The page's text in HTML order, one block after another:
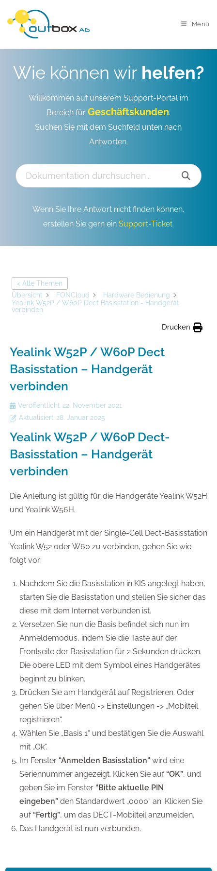
Menü
Wie können wir helfen?
Willkommen auf unserem Support-Portal im
Bereich für Geschäftskunden.
Suchen Sie mit dem Suchfeld unten nach
Antworten.
Wenn Sie Ihre Antwort nicht finden können,
erstellen Sie gern ein Support-Ticket.
< Alle Themen
Übersicht
FONCloud
Hardware Bedienung
Yealink W52P / W60P Dect Basisstation - Handgerät
verbinden
Drucken
Yealink W52P / W60P Dect
Basisstation – Handgerät
verbinden
Veröffentlicht 22. November 2021
Aktualisiert 28. Januar 2025
Yealink W52P / W60P Dect-
Basisstation – Handgerät
verbinden
Die Anleitung ist gültig für die Handgeräte Yealink W52H
und Yealink W56H.
Um ein Handgerät mit der Single-Cell Dect-Basisstation
Yealink W52 oder W60 zu verbinden, gehen Sie wie
folgt vor:
Nachdem Sie die Basisstation in KIS angelegt haben,
starten Sie die Basisstation und stellen Sie sicher das
diese mit dem Internet verbunden ist.
Versetzen Sie nun die Basis befindet sich nun im
Anmeldemodus, indem Sie die Taste auf der
Frontseite der Basisstation für 2 Sekunden drücken.
Die obere LED mit dem Symbol eines Handgerätes
beginnt zu blinken.
Drücken Sie am Handgerät auf Registrieren. Oder
gehen Sie über Menü -> Einstellungen -> „Mobilteil
registrieren“.
Wählen Sie „Basis 1“ und bestätigen Sie die Auswahl
mit „Ok“.
Im Fenster “Anmelden Basisstation“ wird eine
Seriennummer angezeigt. Klicken Sie auf “OK”, und
geben Sie im Fenster “Bitte aktuelle PIN
eingeben” den Standardwert „0000“ an. Klicken Sie
auf “Fertig”, um das DECT-Mobilteil anzumelden.
Das Handgerät ist nun verbunden.